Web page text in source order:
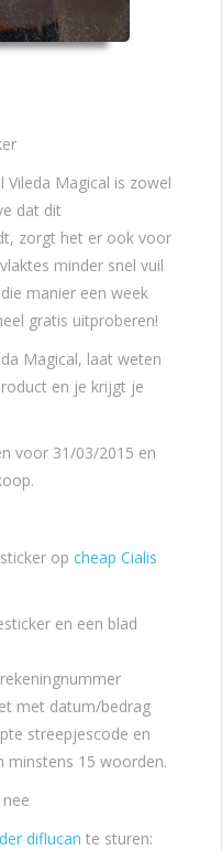
Magical is zowel
dat dit
zorgt het er ook voor
minder snel vuil
manier een week
gratis uitproberen!
Magical, laat weten
en je krijgt je
voor 31/03/2015 en
op cheap Cialis
en een blad
met datum/bedrag
streepjescode en
minstens 15 woorden.
diflucan te sturen: